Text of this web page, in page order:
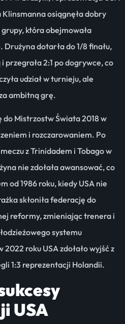
osiągnęła dobry
która obejmowała
dotarła do 1/8 finału,
przegrała 2:1 po dogrywce, co
udział w turnieju, ale
ambitną grę.
do Mistrzostw Świata 2018 w
i rozczarowaniem. Po
z Trinidadem i Tobago w
nie zdołała awansować, co
od 1986 roku, kiedy USA nie
skłoniła federację do
reformy, zmieniając trenera i
systemu
roku USA zdołało wyjść z
1:3 reprezentacji Holandii.
USA